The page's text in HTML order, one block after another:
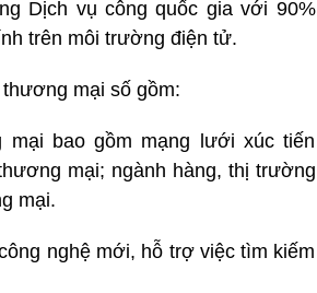
Dịch vụ công quốc gia với 90%
trên môi trường điện tử.
mại số gồm:
bao gồm mạng lưới xúc tiến
mại; ngành hàng, thị trường
mại.
nghệ mới, hỗ trợ việc tìm kiếm